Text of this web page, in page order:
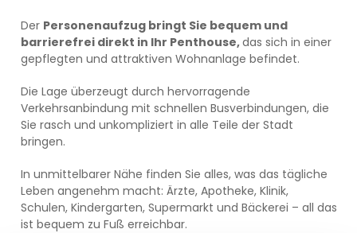
Der Personenaufzug bringt Sie bequem und
barrierefrei direkt in Ihr Penthouse,das sich in einer
gepflegten und attraktiven Wohnanlage befindet.
Die Lage überzeugt durch hervorragende
Verkehrsanbindung mit schnellen Busverbindungen, die
Sie rasch und unkompliziert in alle Teile der Stadt
bringen.
In unmittelbarer Nähe finden Sie alles, was das tägliche
Leben angenehm macht: Ärzte, Apotheke, Klinik,
Schulen, Kindergarten, Supermarkt und Bäckerei – all das
ist bequem zu Fuß erreichbar.